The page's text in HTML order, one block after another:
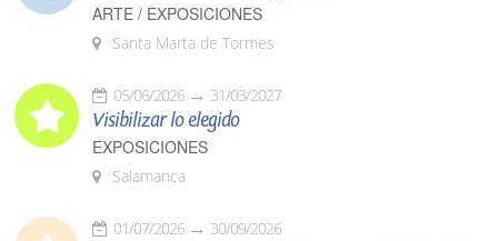
ARTE / EXPOSICIONES
Santa Marta de Tormes
05/06/2026 31/03/2027
Visibilizar lo elegido
EXPOSICIONES
Salamanca
01/07/2026 30/09/2026